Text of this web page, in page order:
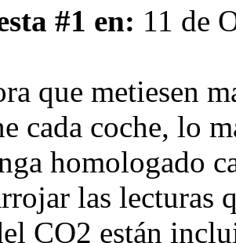
#1 en: 11 de
que metiesen
cada coche, lo
homologado
las lecturas
CO2 están